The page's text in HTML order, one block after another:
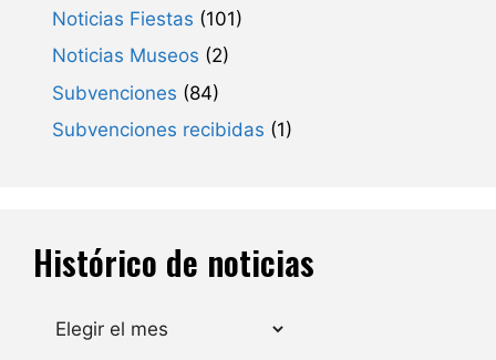
Noticias Fiestas (101)
Noticias Museos (2)
Subvenciones (84)
Subvenciones recibidas (1)
Histórico de noticias
Archivos